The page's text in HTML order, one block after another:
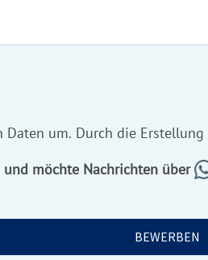
um. Durch die
möchte Nachrichten über
BEWERBEN